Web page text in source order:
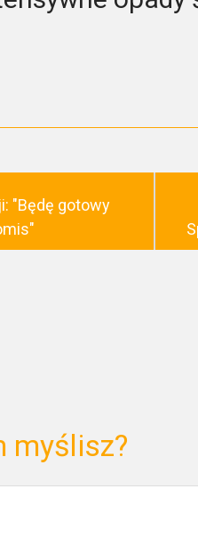
"Będę gotowy
myślisz?